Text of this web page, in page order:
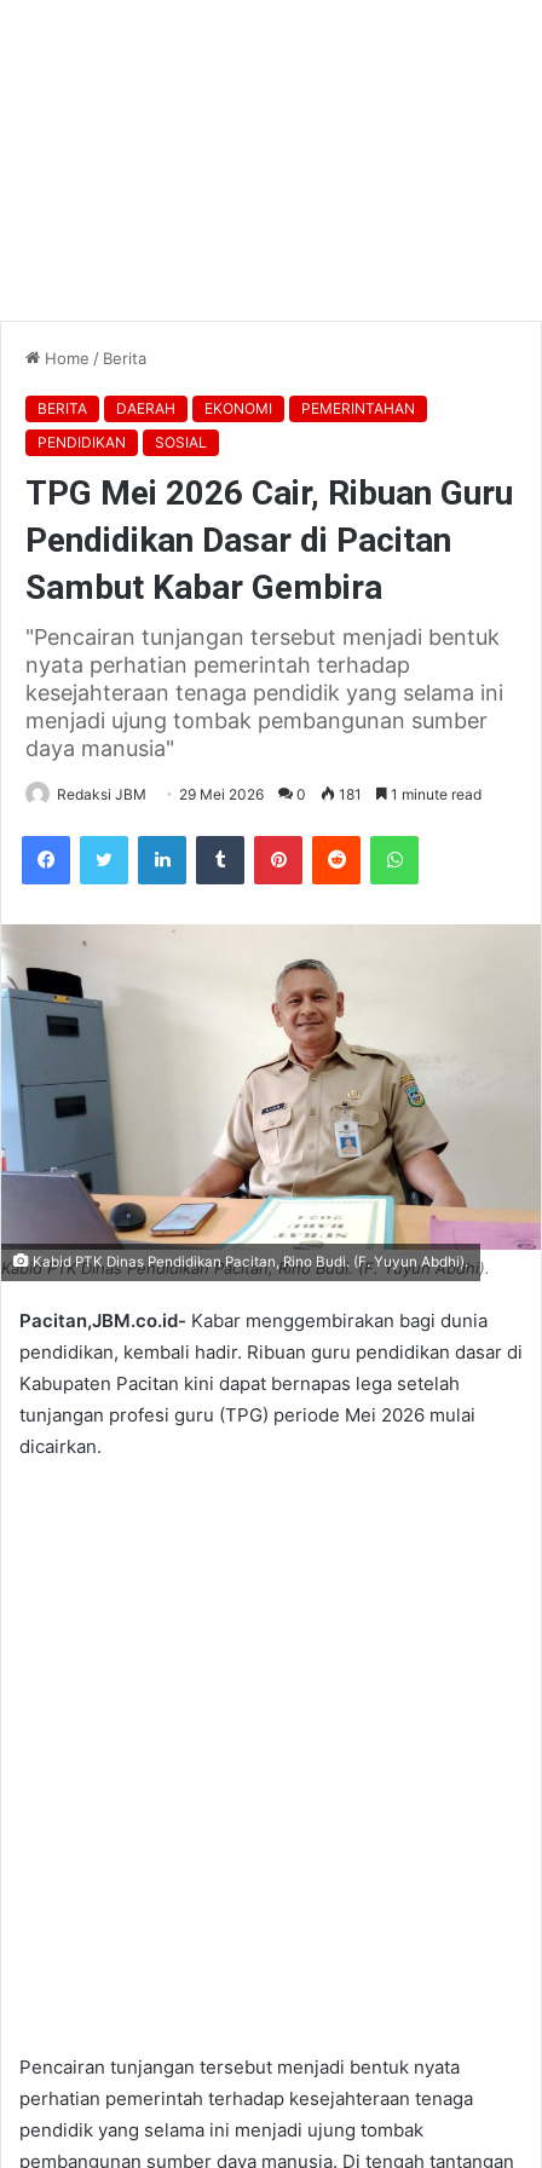
Home / Berita
BERITA DAERAH EKONOMI
PEMERINTAHAN
PENDIDIKAN
SOSIAL
TPG Mei 2026 Cair, Ribuan Guru
Pendidikan Dasar di Pacitan
Sambut Kabar Gembira
"Pencairan tunjangan tersebut menjadi bentuk
nyata perhatian pemerintah terhadap
kesejahteraan tenaga pendidik yang selama ini
menjadi ujung tombak pembangunan sumber
daya manusia"
Redaksi JBM 29 Mei 2026 0 181 1 minute read
Kabid PTK Dinas Pendidikan Pacitan, Rino Budi. (F. Yuyun Abdhi).
Kabid PTK Dinas Pendidikan Pacitan, Rino Budi. (F. Yuyun Abdhi).
Pacitan,JBM.co.id- Kabar menggembirakan bagi dunia
pendidikan, kembali hadir. Ribuan guru pendidikan dasar di
Kabupaten Pacitan kini dapat bernapas lega setelah
tunjangan profesi guru (TPG) periode Mei 2026 mulai
dicairkan.
Pencairan tunjangan tersebut menjadi bentuk nyata
perhatian pemerintah terhadap kesejahteraan tenaga
pendidik yang selama ini menjadi ujung tombak
pembangunan sumber daya manusia. Di tengah tantangan